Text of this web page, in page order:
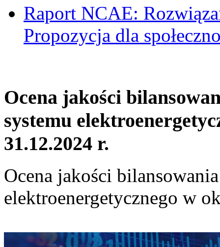
Raport NCAE:
Propozycja dla
Ocena jakości
systemu
31.12.2024 r.
Ocena jakości
elektroenergetycznego w